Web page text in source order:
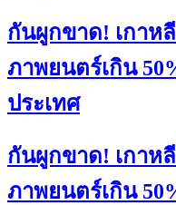
กันผูกขาด! เกาห
ภาพยนตร์เกิน
ประเทศ
กันผูกขาด! เกาห
ภาพยนตร์เกิน